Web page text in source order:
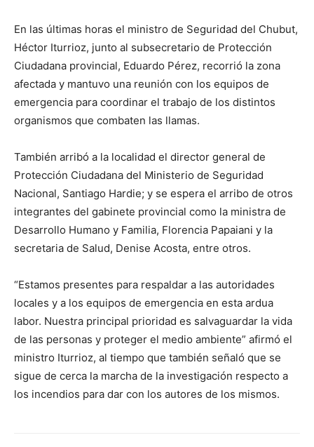
En las últimas horas el ministro de Seguridad del Chubut,
Héctor Iturrioz, junto al subsecretario de Protección
Ciudadana provincial, Eduardo Pérez, recorrió la zona
afectada y mantuvo una reunión con los equipos de
emergencia para coordinar el trabajo de los distintos
organismos que combaten las llamas.
También arribó a la localidad el director general de
Protección Ciudadana del Ministerio de Seguridad
Nacional, Santiago Hardie; y se espera el arribo de otros
integrantes del gabinete provincial como la ministra de
Desarrollo Humano y Familia, Florencia Papaiani y la
secretaria de Salud, Denise Acosta, entre otros.
“Estamos presentes para respaldar a las autoridades
locales y a los equipos de emergencia en esta ardua
labor. Nuestra principal prioridad es salvaguardar la vida
de las personas y proteger el medio ambiente” afirmó el
ministro Iturrioz, al tiempo que también señaló que se
sigue de cerca la marcha de la investigación respecto a
los incendios para dar con los autores de los mismos.